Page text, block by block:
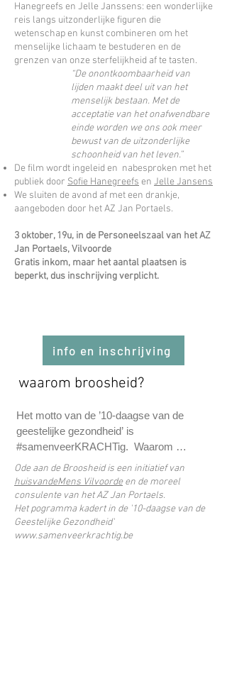
Hanegreefs en Jelle Janssens: een wonderlijke
reis langs uitzonderlijke figuren die
wetenschap en kunst combineren om het
menselijke lichaam te bestuderen en de
grenzen van onze sterfelijkheid af te tasten.
“De onontkoombaarheid van
lijden maakt deel uit van het
menselijk bestaan. Met de
acceptatie van het onafwendbare
einde worden we ons ook meer
bewust van de uitzonderlijke
schoonheid van het leven.”
De film wordt ingeleid en nabesproken met het
publiek door Sofie Hanegreefs en Jelle Jansens
We sluiten de avond af met een drankje,
aangeboden door het AZ Jan Portaels.
3 oktober, 19u, in de Personeelszaal van het AZ
Jan Portaels, Vilvoorde
Gratis inkom, maar het aantal plaatsen is
beperkt, dus inschrijving verplicht.
info en inschrijving
waarom broosheid?
Het motto van de ’10-daagse van de
geestelijke gezondheid’ is
#samenveerKRACHTig.  Waarom
brengen wij dan een ode aan de
broosheid?
Dat lijkt vreemd, maar uiteindelijk schuilt
ook in onze broosheid een grote kracht:
het besef van onze eigen broosheid
Ode aan de Broosheid is een initiatief van
huisvandeMens Vilvoordeen de moreel
consulente van het AZ Jan Portaels.
Het pogramma kadert in de '10-daagse van de
Geestelijke Gezondheid'
www.samenveerkrachtig.be